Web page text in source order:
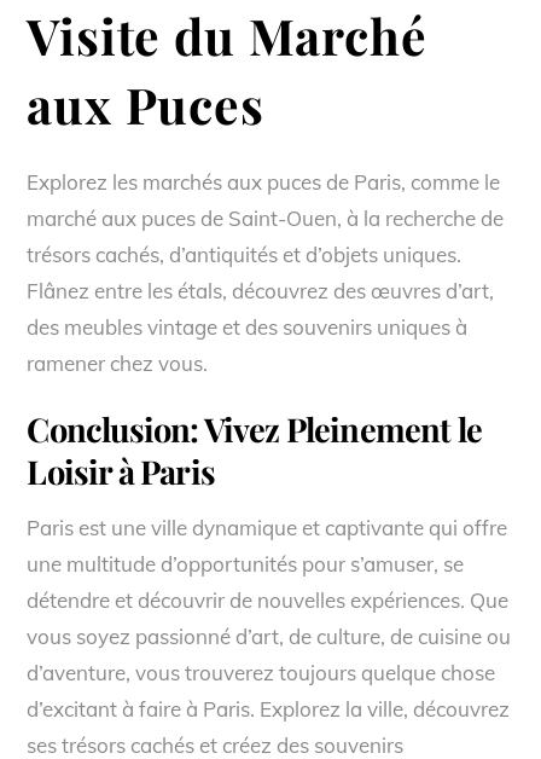
Visite du Marché
aux Puces
Explorez les marchés aux puces de Paris, comme le
marché aux puces de Saint-Ouen, à la recherche de
trésors cachés, d’antiquités et d’objets uniques.
Flânez entre les étals, découvrez des œuvres d’art,
des meubles vintage et des souvenirs uniques à
ramener chez vous.
Conclusion: Vivez Pleinement le
Loisir à Paris
Paris est une ville dynamique et captivante qui offre
une multitude d’opportunités pour s’amuser, se
détendre et découvrir de nouvelles expériences. Que
vous soyez passionné d’art, de culture, de cuisine ou
d’aventure, vous trouverez toujours quelque chose
d’excitant à faire à Paris. Explorez la ville, découvrez
ses trésors cachés et créez des souvenirs